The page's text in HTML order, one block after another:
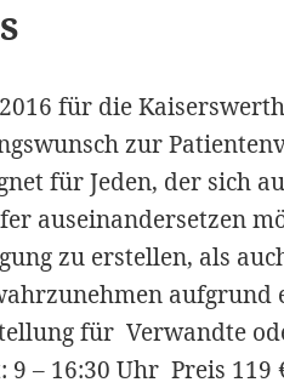
für die
zur
für Jeden, der sich
auseinandersetzen
zu erstellen, als
aufgrund
für Verwandte
9 – 16:30 Uhr Preis